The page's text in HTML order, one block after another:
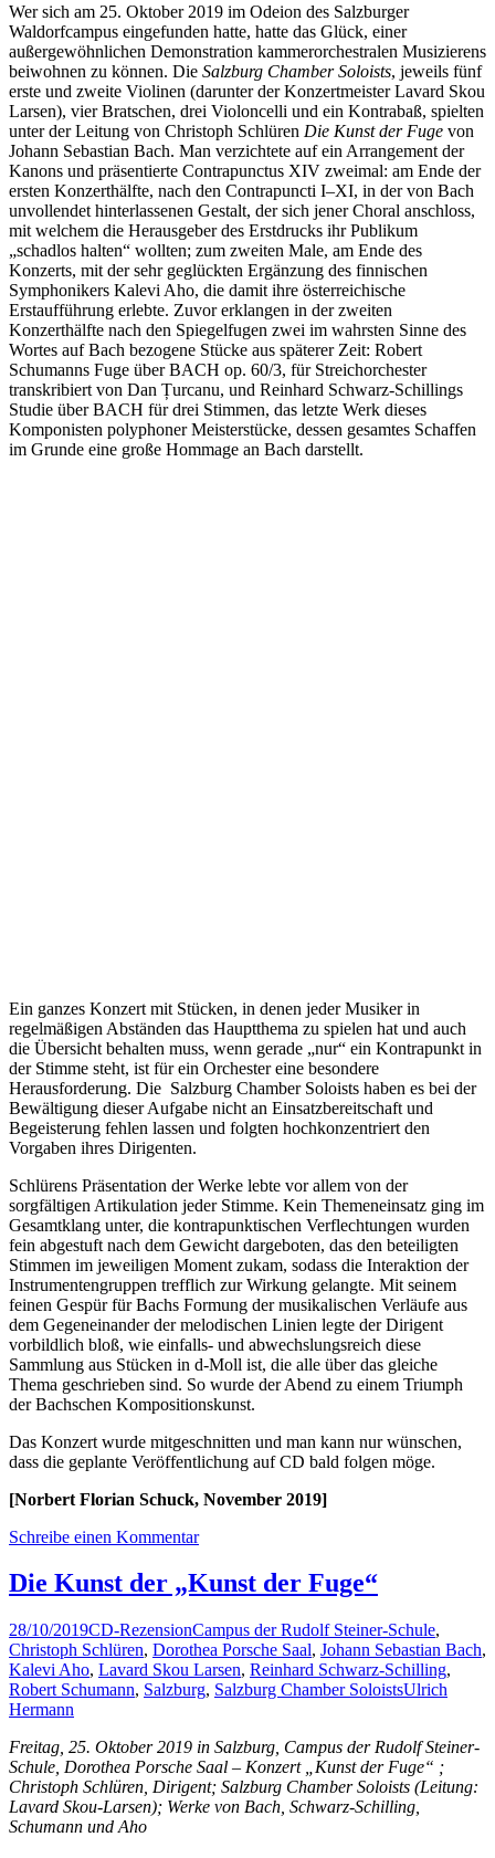
Wer sich am 25. Oktober 2019 im Odeion des Salzburger
Waldorfcampus eingefunden hatte, hatte das Glück, einer
außergewöhnlichen Demonstration kammerorchestralen Musizierens
beiwohnen zu können. Die Salzburg Chamber Soloists, jeweils fünf
erste und zweite Violinen (darunter der Konzertmeister Lavard Skou
Larsen), vier Bratschen, drei Violoncelli und ein Kontrabaß, spielten
unter der Leitung von Christoph Schlüren Die Kunst der Fuge von
Johann Sebastian Bach. Man verzichtete auf ein Arrangement der
Kanons und präsentierte Contrapunctus XIV zweimal: am Ende der
ersten Konzerthälfte, nach den Contrapuncti I–XI, in der von Bach
unvollendet hinterlassenen Gestalt, der sich jener Choral anschloss,
mit welchem die Herausgeber des Erstdrucks ihr Publikum
„schadlos halten“ wollten; zum zweiten Male, am Ende des
Konzerts, mit der sehr geglückten Ergänzung des finnischen
Symphonikers Kalevi Aho, die damit ihre österreichische
Erstaufführung erlebte. Zuvor erklangen in der zweiten
Konzerthälfte nach den Spiegelfugen zwei im wahrsten Sinne des
Wortes auf Bach bezogene Stücke aus späterer Zeit: Robert
Schumanns Fuge über BACH op. 60/3, für Streichorchester
transkribiert von Dan Țurcanu, und Reinhard Schwarz-Schillings
Studie über BACH für drei Stimmen, das letzte Werk dieses
Komponisten polyphoner Meisterstücke, dessen gesamtes Schaffen
im Grunde eine große Hommage an Bach darstellt.
Ein ganzes Konzert mit Stücken, in denen jeder Musiker in
regelmäßigen Abständen das Hauptthema zu spielen hat und auch
die Übersicht behalten muss, wenn gerade „nur“ ein Kontrapunkt in
der Stimme steht, ist für ein Orchester eine besondere
Herausforderung. Die Salzburg Chamber Soloists haben es bei der
Bewältigung dieser Aufgabe nicht an Einsatzbereitschaft und
Begeisterung fehlen lassen und folgten hochkonzentriert den
Vorgaben ihres Dirigenten.
Schlürens Präsentation der Werke lebte vor allem von der
sorgfältigen Artikulation jeder Stimme. Kein Themeneinsatz ging im
Gesamtklang unter, die kontrapunktischen Verflechtungen wurden
fein abgestuft nach dem Gewicht dargeboten, das den beteiligten
Stimmen im jeweiligen Moment zukam, sodass die Interaktion der
Instrumentengruppen trefflich zur Wirkung gelangte. Mit seinem
feinen Gespür für Bachs Formung der musikalischen Verläufe aus
dem Gegeneinander der melodischen Linien legte der Dirigent
vorbildlich bloß, wie einfalls- und abwechslungsreich diese
Sammlung aus Stücken in d-Moll ist, die alle über das gleiche
Thema geschrieben sind. So wurde der Abend zu einem Triumph
der Bachschen Kompositionskunst.
Das Konzert wurde mitgeschnitten und man kann nur wünschen,
dass die geplante Veröffentlichung auf CD bald folgen möge.
[Norbert Florian Schuck, November 2019]
Schreibe einen Kommentar
Die Kunst der „Kunst der Fuge“
28/10/2019CD-RezensionCampus der Rudolf Steiner-Schule,
Christoph Schlüren, Dorothea Porsche Saal, Johann Sebastian Bach,
Kalevi Aho, Lavard Skou Larsen, Reinhard Schwarz-Schilling,
Robert Schumann, Salzburg, Salzburg Chamber SoloistsUlrich
Hermann
Freitag, 25. Oktober 2019 in Salzburg, Campus der Rudolf Steiner-
Schule, Dorothea Porsche Saal – Konzert „Kunst der Fuge“ ;
Christoph Schlüren, Dirigent; Salzburg Chamber Soloists (Leitung:
Lavard Skou-Larsen); Werke von Bach, Schwarz-Schilling,
Schumann und Aho